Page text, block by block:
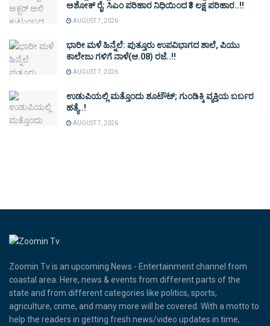
ಅಶೋಕ್ ರೈ: ಸಿಎಂ ಪರಿಹಾರ ನಿಧಿಯಿಂದ ₹3 ಲಕ್ಷ ಪರಿಹಾರ..!!
AUGUST 7, 2026
ಭಾರೀ ಮಳೆ ಹಿನ್ನೆಲೆ: ಪುತ್ತೂರು ಉಪವಿಭಾಗದ ಶಾಲೆ, ಪಿಯು
ಕಾಲೇಜು ಗಳಿಗೆ ನಾಳೆ(ಆ.08) ರಜೆ..!!
AUGUST 7, 2026
ಉಡುಪಿಯಲ್ಲಿ ಮತ್ತೊಂದು ಶೂಟೌಟ್‌; ಗುಂಡಿಕ್ಕಿ ವ್ಯಕ್ತಿಯ ಬರ್ಬರ
ಹತ್ಯೆ..!
AUGUST 7, 2026
Zoomin Tv is an upcoming News - Entertainment channel from
coastal area. Here, news & events from different parts of the
state and from different categories like politics, sports,
agriculture, crime, and many more will be covered. With a motto to
help the readers in getting fresh news/video updates in time,